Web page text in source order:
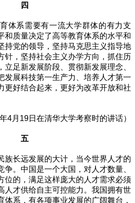
四
系需要有一流大学群体的有力支
和质量决定了高等教育体系的水平和
持党的领导，坚持马克思主义指导地
针，坚持社会主义办学方向，抓住历
立足新发展阶段、贯彻新发展理念、
发展科技第一生产力、培养人才第一
更好结合起来，更好为改革开放和社
年4月19日在清华大学考察时的讲话）
五
长远发展的大计，当今世界人才的
。中国是一个大国，对人才数量、
位的，满足这样庞大的人才需求必须
人才供给自主可控能力。我国拥有世
体系，有各项事业发展的广阔舞台，